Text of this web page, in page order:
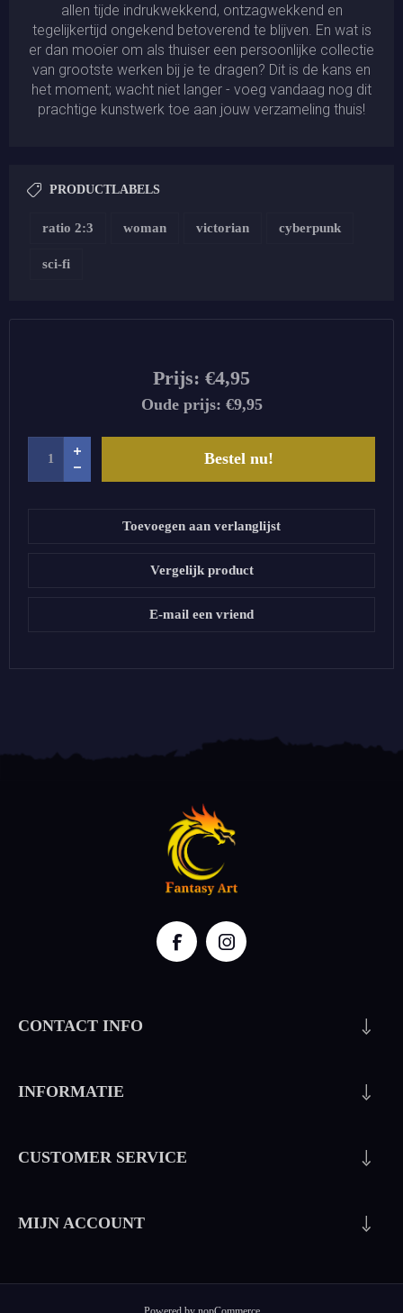
allen tijde indrukwekkend, ontzagwekkend en
tegelijkertijd ongekend betoverend te blijven. En wat is
er dan mooier om als thuiser een persoonlijke collectie
van grootste werken bij je te dragen? Dit is de kans en
het moment; wacht niet langer - voeg vandaag nog dit
prachtige kunstwerk toe aan jouw verzameling thuis!
PRODUCTLABELS
ratio 2:3 woman victorian cyberpunk
sci-fi
Prijs: €4,95
Oude prijs: €9,95
Bestel nu!
Toevoegen aan verlanglijst
Vergelijk product
E-mail een vriend
CONTACT INFO
INFORMATIE
CUSTOMER SERVICE
MIJN ACCOUNT